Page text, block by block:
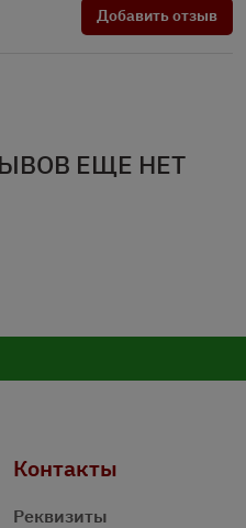
Добавить отзыв
ЕЩЕ НЕТ
Контакты
Реквизиты